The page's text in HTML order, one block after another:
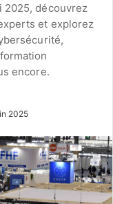
2025, découvrez
et explorez
encore.
2025